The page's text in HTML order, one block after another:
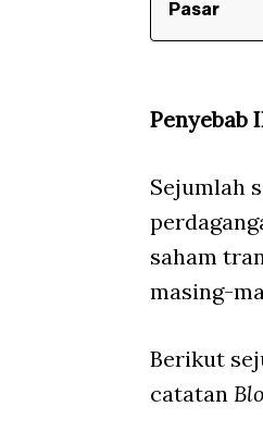
Pasar
Penyebab
Sejumlah
saham
masing-
Berikut
catatan